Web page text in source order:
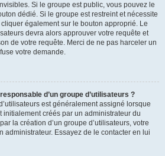
Si le groupe est public, vous pouvez le
dédié. Si le groupe est restreint et nécessite
également sur le bouton approprié. Le
devra alors approuver votre requête et
de votre requête. Merci de ne pas harceler un
votre demande.
d’un groupe d’utilisateurs ?
est généralement assigné lorsque
initialement créés par un administrateur du
la création d’un groupe d’utilisateurs, votre
administrateur. Essayez de le contacter en lui